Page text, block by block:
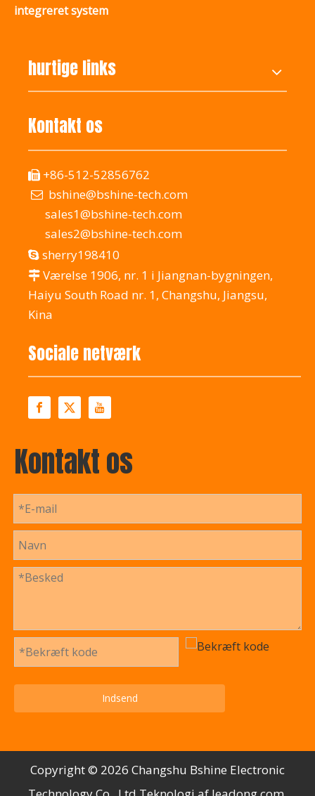
integreret system
hurtige links
Kontakt os
 +86-512-52856762
 bshine@bshine-tech.com
sales1@bshine-tech.com
sales2@bshine-tech.com
 sherry198410
 Værelse 1906, nr. 1 i Jiangnan-bygningen,
Haiyu South Road nr. 1, Changshu, Jiangsu,
Kina
Sociale netværk
Kontakt os
Indsend
Copyright ©️ 2026 Changshu Bshine Electronic